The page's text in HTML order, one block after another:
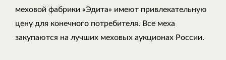
меховой фабрики «Эдита» имеют привлекательную
цену для конечного потребителя. Все меха
закупаются на лучших меховых аукционах России.